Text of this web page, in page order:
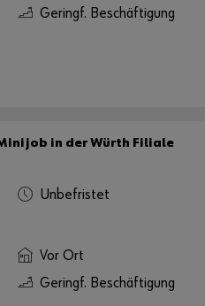
Geringf. Beschäftigung
in der Würth Filiale
Unbefristet
Vor Ort
Geringf. Beschäftigung